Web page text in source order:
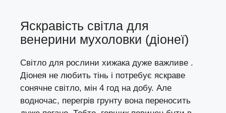
Яскравість світла для
венерини мухоловки (діонеї)
Світло для рослини хижака дуже важливе .
Діонея не любить тінь і потребує яскраве
сонячне світло, мін 4 год на добу. Але
водночас, перегрів грунту вона переносить